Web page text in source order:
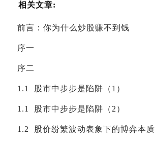
相关文章:
前言：你为什么炒股赚不到钱
序一
序二
1.1 股市中步步是陷阱（1）
1.1 股市中步步是陷阱（2）
1.2 股价纷繁波动表象下的博弈本质